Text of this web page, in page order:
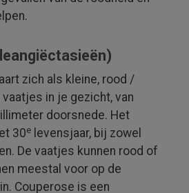
zich als kleine, rood /
in je gezicht, van
doorsnede. Het
30e levensjaar, bij zowel
De vaatjes kunnen rood of
meestal voor op de
Couperose is een